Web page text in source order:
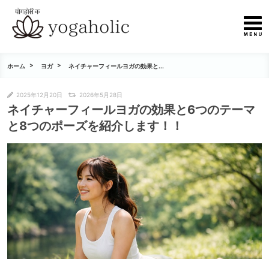
ホーム ヨガ ネイチャーフィールヨガの効果と...
2025年12月20日 2026年5月28日
ネイチャーフィールヨガの効果と6つのテーマ
と8つのポーズを紹介します！！